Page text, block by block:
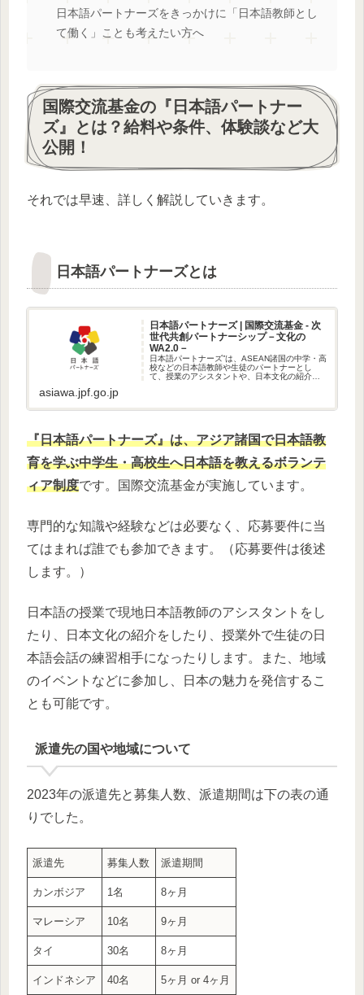
日本語パートナーズをきっかけに「日本語教師とし
て働く」ことも考えたい方へ
国際交流基金の『日本語パートナー
ズ』とは？給料や条件、体験談など大
公開！
それでは早速、詳しく解説していきます。
日本語パートナーズとは
日本語パートナーズ | 国際交流基金 - 次
世代共創パートナーシップ－文化の
WA2.0－
日本語パートナーズ”は、ASEAN諸国の中学・高
校などの日本語教師や生徒のパートナーとし
て、授業のアシスタントや、日本文化の紹介を
asiawa.jpf.go.jp
『日本語パートナーズ』は、アジア諸国で日本語教
育を学ぶ中学生・高校生へ日本語を教えるボランテ
ィア制度です。国際交流基金が実施しています。
専門的な知識や経験などは必要なく、応募要件に当
てはまれば誰でも参加できます。（応募要件は後述
します。）
日本語の授業で現地日本語教師のアシスタントをし
たり、日本文化の紹介をしたり、授業外で生徒の日
本語会話の練習相手になったりします。また、地域
のイベントなどに参加し、日本の魅力を発信するこ
とも可能です。
派遣先の国や地域について
2023年の派遣先と募集人数、派遣期間は下の表の通
りでした。
派遣先 募集人数 派遣期間
カンボジア 1名 8ヶ月
マレーシア 10名 9ヶ月
タイ 30名 8ヶ月
インドネシア 40名 5ヶ月 or 4ヶ月